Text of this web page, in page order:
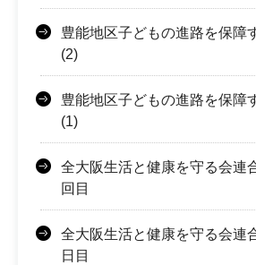
豊能地区子どもの進路を保
(2)
豊能地区子どもの進路を保
(1)
全大阪生活と健康を守る会
回目
全大阪生活と健康を守る会
日目